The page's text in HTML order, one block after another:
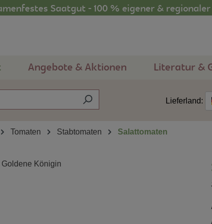
Saatgut - 100 % eigener &
Angebote & Aktionen Literatur &
Lieferland:
Tomaten Stabtomaten Salattomaten